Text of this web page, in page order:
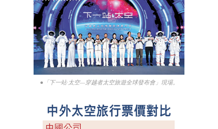
●「下一站·太空—穿越者太空旅遊全球發布會」現場。